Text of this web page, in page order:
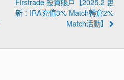
新：IRA充值3% Match轉倉2%
Match活動】